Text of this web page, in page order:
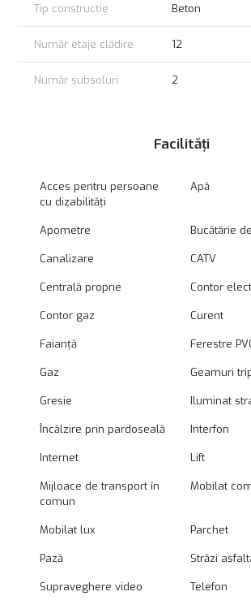
Tip construcție Beton
Număr etaje clădire 12
Număr subsoluri 2
Facilități
Acces pentru persoane
cu dizabilități
Apă
Apometre Bucătărie
Canalizare CATV
Centrală proprie Contor
Contor gaz Curent
Faianță Ferestre
Gaz Geamuri
Gresie Iluminat
Încălzire prin pardoseală Interfon
Internet Lift
Mijloace de transport în
comun
Mobilat
Mobilat lux Parchet
Pază Străzi
Supraveghere video Telefon